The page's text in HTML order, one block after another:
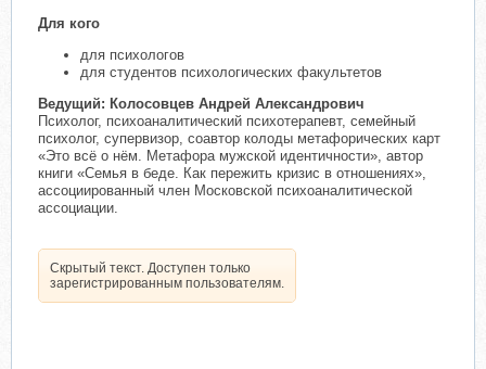
Для кого
для психологов
для студентов психологических факультетов
Ведущий: Колосовцев Андрей Александрович
Психолог, психоаналитический психотерапевт, семейный
психолог, супервизор, соавтор колоды метафорических карт
«Это всё о нём. Метафора мужской идентичности», автор
книги «Семья в беде. Как пережить кризис в отношениях»,
ассоциированный член Московской психоаналитической
ассоциации.
Скрытый текст. Доступен только
зарегистрированным пользователям.